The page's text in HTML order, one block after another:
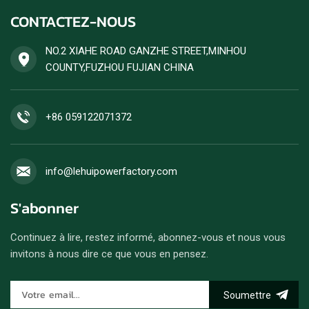
rendement énergétique
groupes électrogènes diesel
sont acceptées.
CONTACTEZ-NOUS
NO.2 XIAHE ROAD GANZHE STREET,MINHOU
COUNTY,FUZHOU FUJIAN CHINA
+86 059122071372
info@lehuipowerfactory.com
S'abonner
Continuez à lire, restez informé, abonnez-vous et nous vous
invitons à nous dire ce que vous en pensez.
Soumettre